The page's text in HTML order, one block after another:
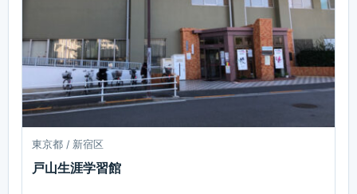
東京都 / 新宿区
戸山生涯学習館